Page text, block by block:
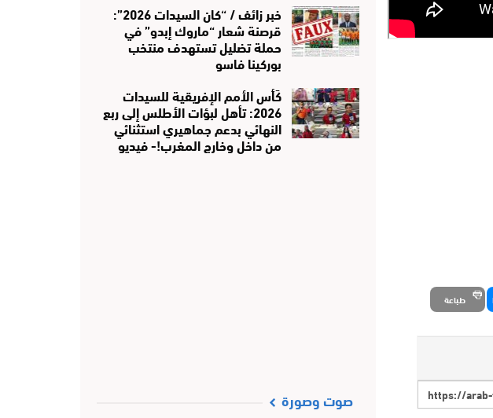
طباعة
خبر زائف / “كان السيدات 2026”:
قرصنة شعار “ماروك إبدو” في
حملة تضليل تستهدف منتخب
بوركينا فاسو
كَأس الأمم الإفريقية للسيدات
2026: تأهل لبؤات الأطلس إلى ربع
النهائي بدعم جماهيري استثنائي
من داخل وخارج المغرب!- فيديو
صوت وصورة